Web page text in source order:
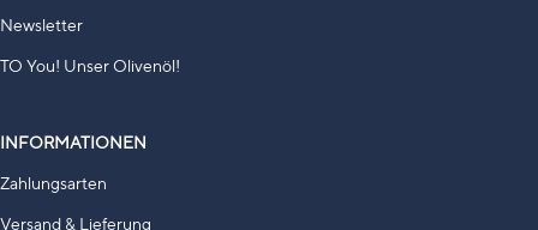
Newsletter
TO You! Unser Olivenöl!
INFORMATIONEN
Zahlungsarten
Versand & Lieferung